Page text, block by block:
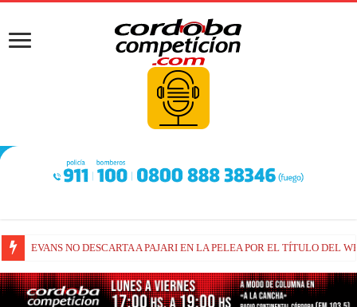
RAÚL FERNÁNDEZ Y TRACKHOUSE, A CONTINUIDAD